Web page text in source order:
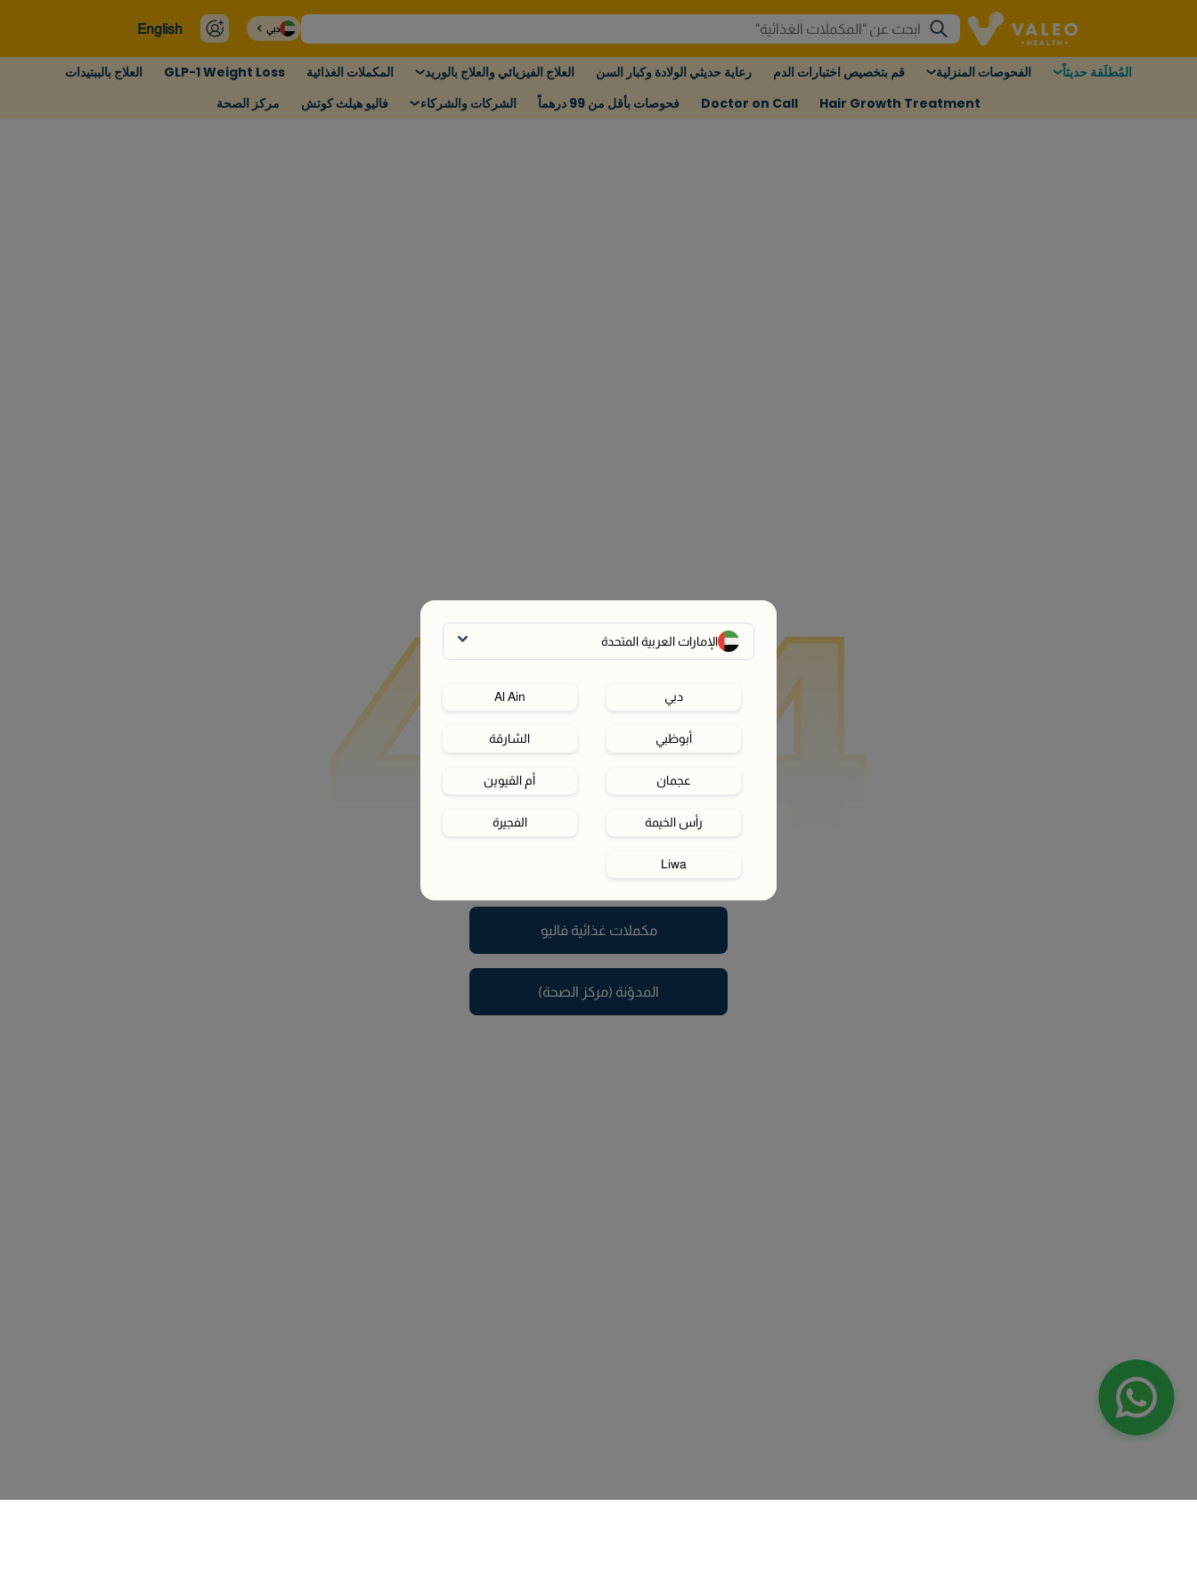
دبي English
المُطلَقة حديثاً الفحوصات المنزلية قم بتخصيص اختبارات الدم رعاية حديثي الولادة وكبار السن العلاج الفيزيائي والعلاج بالوريد المكملات الغذائية GLP-1 Weight Loss
العلاج بالببتيدات
Hair Growth Treatment
Doctor on Call فحوصات بأقل من 99 درهماً الشركات والشركاء فاليو هيلث كوتش مركز الصحة
الإمارات العربية المتحدة
دبي Al Ain
أبوظبي الشارقة
عجمان أم القيوين
رأس الخيمة الفجيرة
Liwa
يبدو أن الصفحة اللي تبحث عنها تم نقلها أو لم تعد متوفرة.
في هذه الأثناء، تقدر تستكشف الصفحات التالية
مكملات غذائية فاليو
المدوّنة (مركز الصحة)